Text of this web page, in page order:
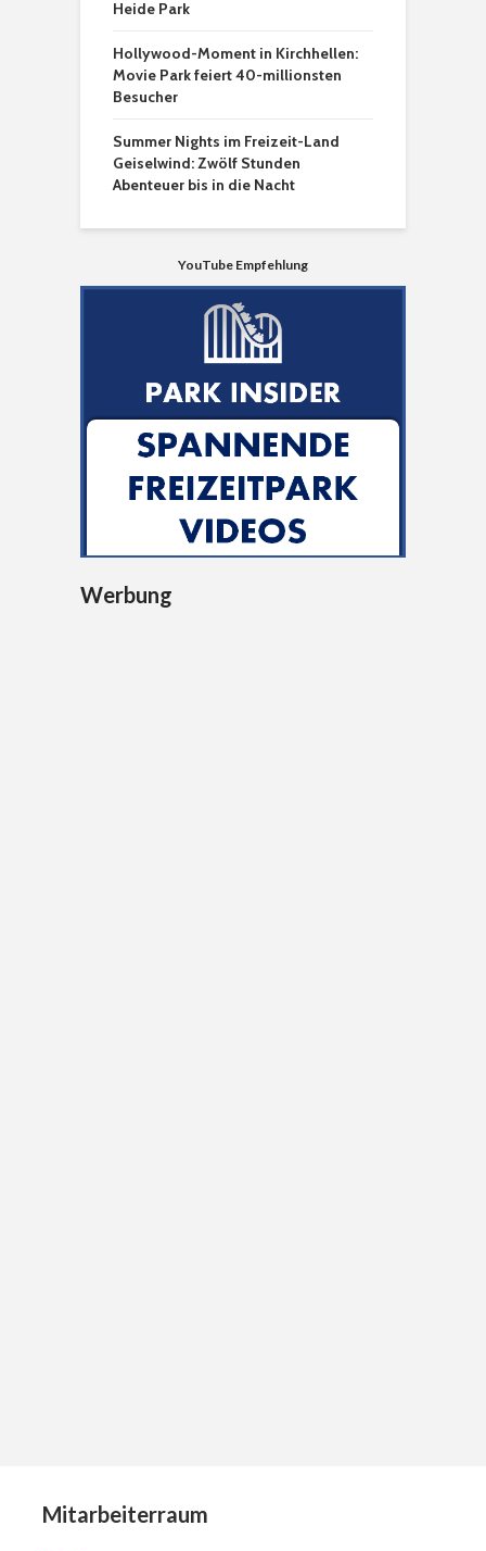
Heide Park
Hollywood-Moment in Kirchhellen:
Movie Park feiert 40-millionsten
Besucher
Summer Nights im Freizeit-Land
Geiselwind: Zwölf Stunden
Abenteuer bis in die Nacht
YouTube Empfehlung
Werbung
Mitarbeiterraum